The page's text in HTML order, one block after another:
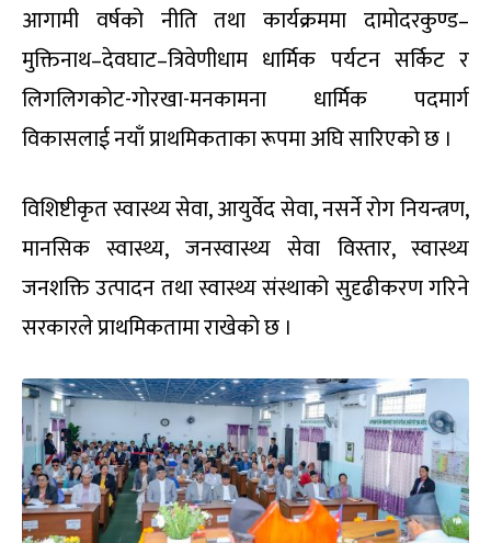
आगामी वर्षको नीति तथा कार्यक्रममा दामोदरकुण्ड–
मुक्तिनाथ–देवघाट–त्रिवेणीधाम धार्मिक पर्यटन सर्किट र
लिगलिगकोट-गोरखा-मनकामना धार्मिक पदमार्ग
विकासलाई नयाँ प्राथमिकताका रूपमा अघि सारिएको छ ।
विशिष्टीकृत स्वास्थ्य सेवा, आयुर्वेद सेवा, नसर्ने रोग नियन्त्रण,
मानसिक स्वास्थ्य, जनस्वास्थ्य सेवा विस्तार, स्वास्थ्य
जनशक्ति उत्पादन तथा स्वास्थ्य संस्थाको सुदृढीकरण गरिने
सरकारले प्राथमिकतामा राखेको छ ।